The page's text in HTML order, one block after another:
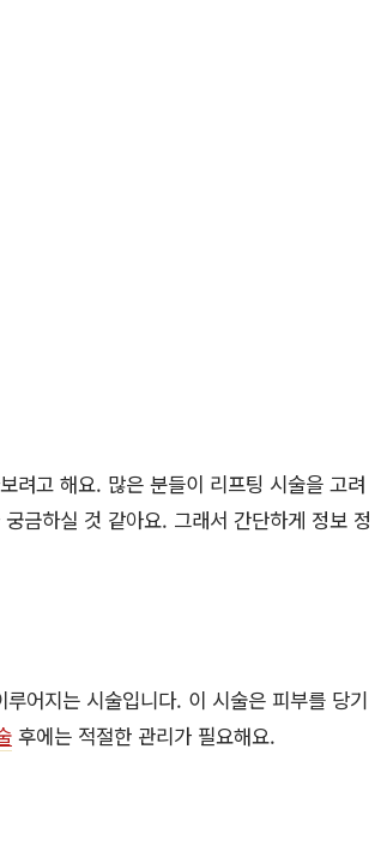
려고 해요. 많은 분들이 리프팅 시술을 고려
금하실 것 같아요. 그래서 간단하게 정보 정
어지는 시술입니다. 이 시술은 피부를 당기
후에는 적절한 관리가 필요해요.